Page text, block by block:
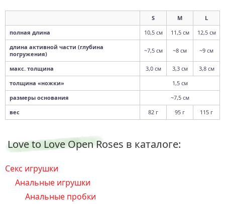
S M
L
полная длина
10,5 см 11,5 см
12,5 см
длина активной части (глубина
погружения)
~7,5 см ~8 см ~9 см
макс. толщина 3,0 см 3,3 см
3,8 см
толщина «ножки»
1,5 см
размеры основания
~7,5 см
вес
82 г 95 г 115 г
Love to Love Open Roses в каталоге:
Секс игрушки
Анальные игрушки
Анальные пробки